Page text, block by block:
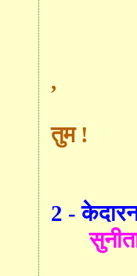
,
तुम !
2 -